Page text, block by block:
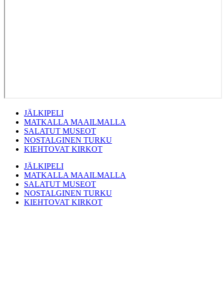
JÄLKIPELI
MATKALLA MAAILMALLA
SALATUT MUSEOT
NOSTALGINEN TURKU
KIEHTOVAT KIRKOT
JÄLKIPELI
MATKALLA MAAILMALLA
SALATUT MUSEOT
NOSTALGINEN TURKU
KIEHTOVAT KIRKOT